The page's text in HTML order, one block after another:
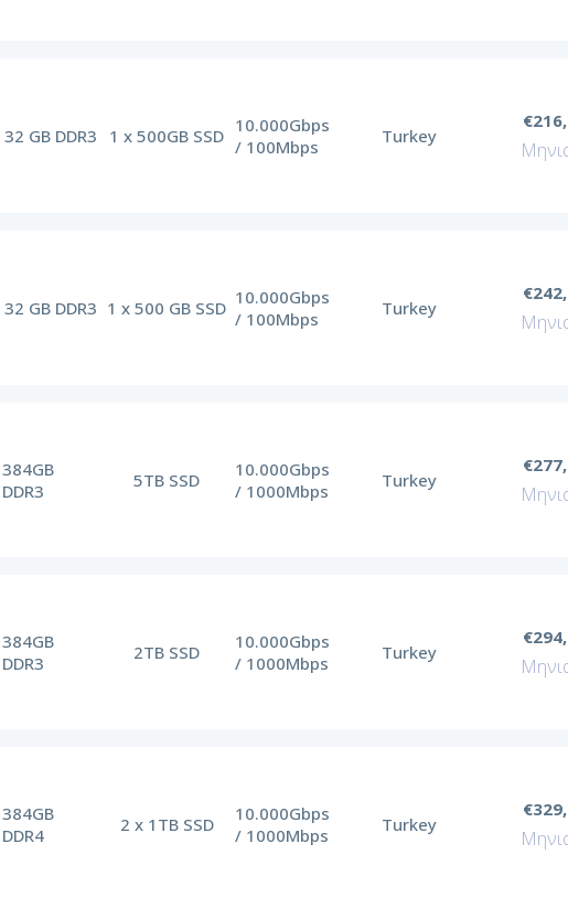
32 GB DDR3 1 x 500GB SSD 10.000Gbps
/ 100Mbps
Turkey
32 GB DDR3 1 x 500 GB SSD 10.000Gbps
/ 100Mbps
Turkey
384GB
DDR3
5TB SSD
10.000Gbps
/ 1000Mbps
Turkey
384GB
DDR3
2TB SSD
10.000Gbps
/ 1000Mbps
Turkey
384GB
DDR4
2 x 1TB SSD
10.000Gbps
/ 1000Mbps
Turkey